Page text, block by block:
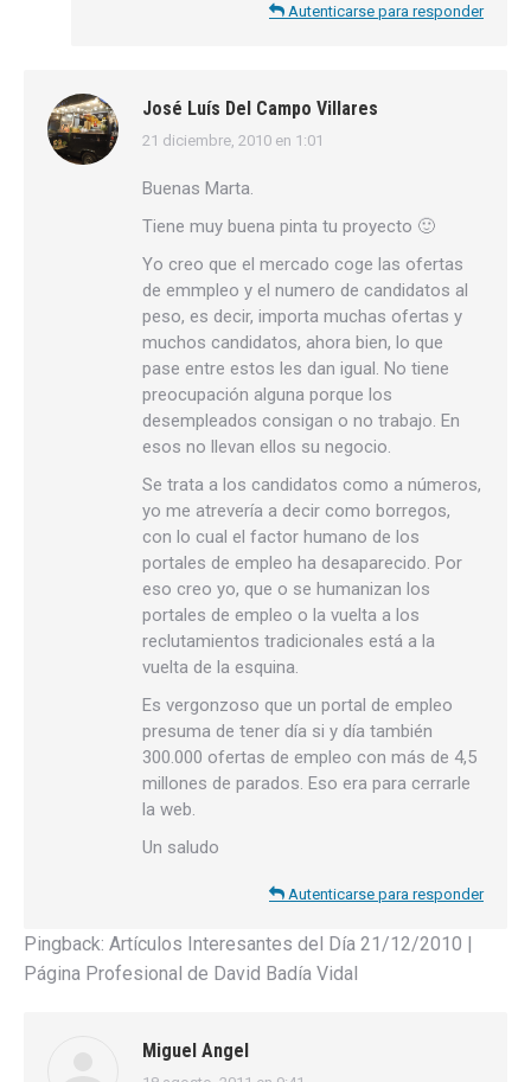
Autenticarse para responder
José Luís Del Campo Villares
dice:
21 diciembre, 2010 en 1:01
Buenas Marta.
Tiene muy buena pinta tu proyecto 🙂
Yo creo que el mercado coge las ofertas
de emmpleo y el numero de candidatos al
peso, es decir, importa muchas ofertas y
muchos candidatos, ahora bien, lo que
pase entre estos les dan igual. No tiene
preocupación alguna porque los
desempleados consigan o no trabajo. En
esos no llevan ellos su negocio.
Se trata a los candidatos como a números,
yo me atrevería a decir como borregos,
con lo cual el factor humano de los
portales de empleo ha desaparecido. Por
eso creo yo, que o se humanizan los
portales de empleo o la vuelta a los
reclutamientos tradicionales está a la
vuelta de la esquina.
Es vergonzoso que un portal de empleo
presuma de tener día si y día también
300.000 ofertas de empleo con más de 4,5
millones de parados. Eso era para cerrarle
la web.
Un saludo
Autenticarse para responder
Pingback: Artículos Interesantes del Día 21/12/2010 |
Página Profesional de David Badía Vidal
Miguel Angel